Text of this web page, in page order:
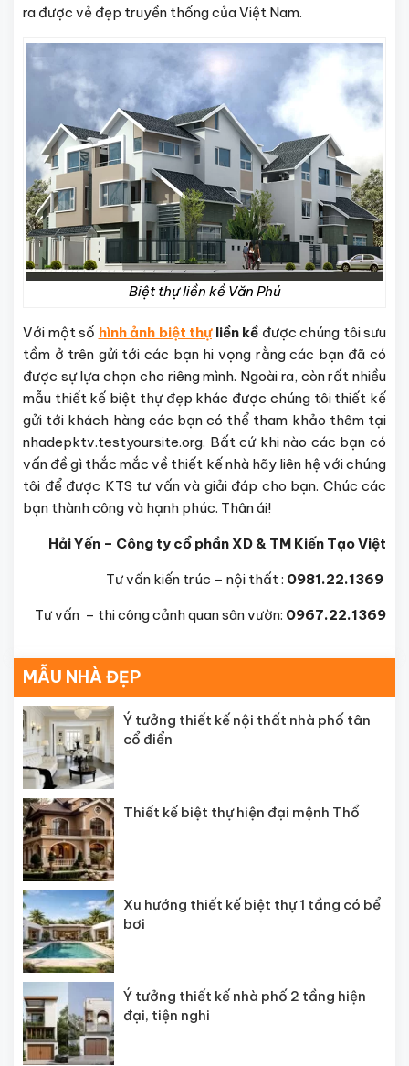
ra được vẻ đẹp truyền thống của Việt Nam.
Biệt thự liền kề Văn Phú
Với một số hình ảnh biệt thựliền kề được chúng tôi sưu
tầm ở trên gửi tới các bạn hi vọng rằng các bạn đã có
được sự lựa chọn cho riêng mình. Ngoài ra, còn rất nhiều
mẫu thiết kế biệt thự đẹp khác được chúng tôi thiết kế
gửi tới khách hàng các bạn có thể tham khảo thêm tại
nhadepktv.testyoursite.org. Bất cứ khi nào các bạn có
vấn đề gì thắc mắc về thiết kế nhà hãy liên hệ với chúng
tôi để được KTS tư vấn và giải đáp cho bạn. Chúc các
bạn thành công và hạnh phúc. Thân ái!
Hải Yến – Công ty cổ phần XD & TM Kiến Tạo Việt
Tư vấn kiến trúc – nội thất : 0981.22.1369
Tư vấn – thi công cảnh quan sân vườn: 0967.22.1369
MẪU NHÀ ĐẸP
Ý tưởng thiết kế nội thất nhà phố tân
cổ điển
Thiết kế biệt thự hiện đại mệnh Thổ
Xu hướng thiết kế biệt thự 1 tầng có bể
bơi
Ý tưởng thiết kế nhà phố 2 tầng hiện
đại, tiện nghi